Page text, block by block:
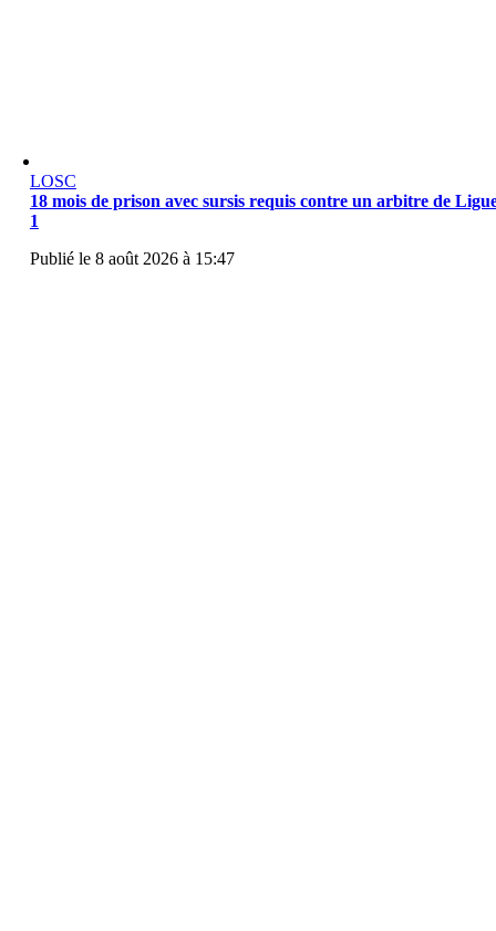
LOSC
18 mois de prison avec sursis requis contre un arbitre de
1
Publié le 8 août 2026 à 15:47